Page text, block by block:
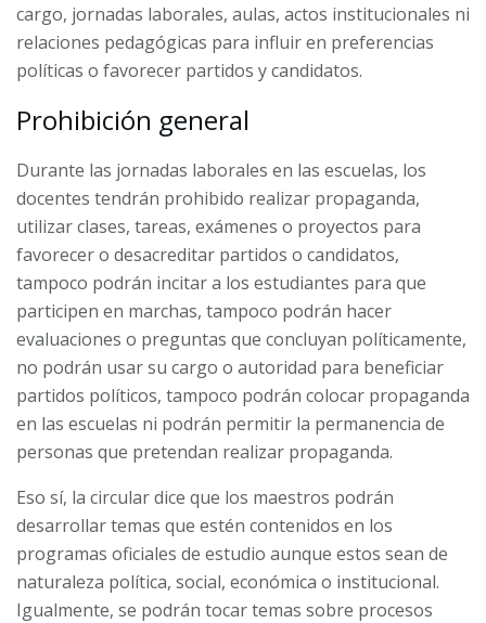
cargo, jornadas laborales, aulas, actos institucionales ni
relaciones pedagógicas para influir en preferencias
políticas o favorecer partidos y candidatos.
Prohibición general
Durante las jornadas laborales en las escuelas, los
docentes tendrán prohibido realizar propaganda,
utilizar clases, tareas, exámenes o proyectos para
favorecer o desacreditar partidos o candidatos,
tampoco podrán incitar a los estudiantes para que
participen en marchas, tampoco podrán hacer
evaluaciones o preguntas que concluyan políticamente,
no podrán usar su cargo o autoridad para beneficiar
partidos políticos, tampoco podrán colocar propaganda
en las escuelas ni podrán permitir la permanencia de
personas que pretendan realizar propaganda.
Eso sí, la circular dice que los maestros podrán
desarrollar temas que estén contenidos en los
programas oficiales de estudio aunque estos sean de
naturaleza política, social, económica o institucional.
Igualmente, se podrán tocar temas sobre procesos